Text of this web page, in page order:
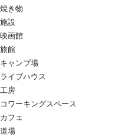
焼き物
施設
映画館
旅館
キャンプ場
ライブハウス
工房
コワーキングスペース
カフェ
道場